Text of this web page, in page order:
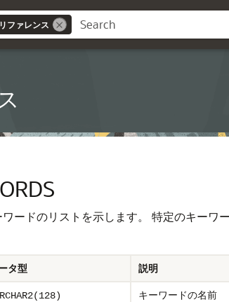
ファレンス
ードのリストを示します。 特定のキーワ
タ型 説明
キーワードの名前